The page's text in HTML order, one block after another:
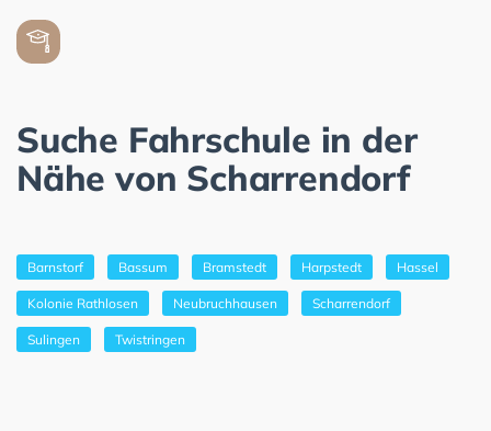
Suche Fahrschule in der
Nähe von Scharrendorf
Barnstorf Bassum Bramstedt Harpstedt Hassel
Kolonie Rathlosen Neubruchhausen Scharrendorf
Sulingen Twistringen